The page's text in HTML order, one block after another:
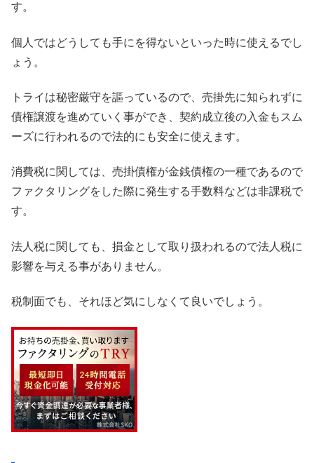
す。
個人ではどうしても手にを得ないといった時に使えるでし
ょう。
トライは秘密厳守を謳っているので、売掛先に知られずに
債権譲渡を進めていく事ができ、契約成立後の入金もスム
ーズに行われるので法的にも安全に使えます。
消費税に関しては、売掛債権が金銭債権の一種であるので
ファクタリングをした際に発生する手数料などは非課税で
す。
法人税に関しても、損金として取り扱われるので法人税に
影響を与える事がありません。
税制面でも、それほど気にしなくて良いでしょう。